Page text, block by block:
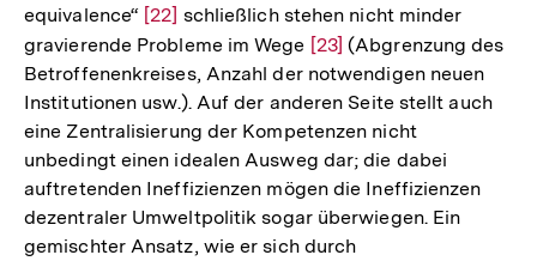
equivalence“ Zur
Auflösung
der
Fußnote
[22] schließlich stehen nicht minder
gravierende Probleme im Wege Zur
Auflösung
der
Fußnote
[23] (Abgrenzung des
Betroffenenkreises, Anzahl der notwendigen neuen
Institutionen usw.). Auf der anderen Seite stellt auch
eine Zentralisierung der Kompetenzen nicht
unbedingt einen idealen Ausweg dar; die dabei
auftretenden Ineffizienzen mögen die Ineffizienzen
dezentraler Umweltpolitik sogar überwiegen. Ein
gemischter Ansatz, wie er sich durch